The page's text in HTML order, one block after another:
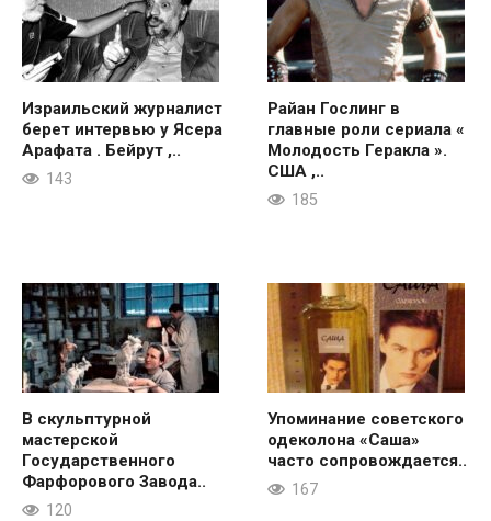
Израильский журналист
берет интервью у Ясера
Арафата . Бейрут ,..
143
Райан Гослинг в
главные роли сериала «
Молодость Геракла ».
США ,..
185
В скульптурной
мастерской
Государственного
Фарфорового Завода..
120
Упоминание советского
одеколона «Саша»
часто сопровождается..
167